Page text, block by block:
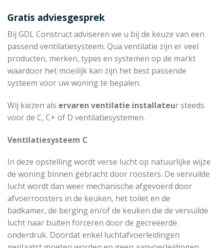
Gratis adviesgesprek
Bij GDL Construct adviseren we u bij de keuze van een
passend ventilatiesysteem. Qua ventilatie zijn er veel
producten, merken, types en systemen op de markt
waardoor het moeilijk kan zijn het best passende
systeem voor uw woning te bepalen.
Wij kiezen als ervaren ventilatie installateur steeds
voor de C, C+ of D ventilatiesystemen.
Ventilatiesysteem C
In deze opstelling wordt verse lucht op natuurlijke wijze
de woning binnen gebracht door roosters. De vervuilde
lucht wordt dan weer mechanische afgevoerd door
afvoerroosters in de keuken, het toilet en de
badkamer, de berging en/of de keuken die de vervuilde
lucht naar buiten forceren door de gecreëerde
onderdruk. Doordat enkel luchtafvoerleidingen